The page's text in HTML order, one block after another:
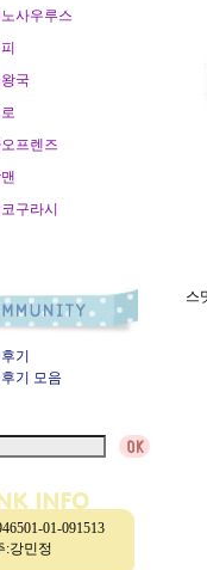
사우루스
국
프렌즈
구라시
기
기 모음
01-091513
:강민정
스